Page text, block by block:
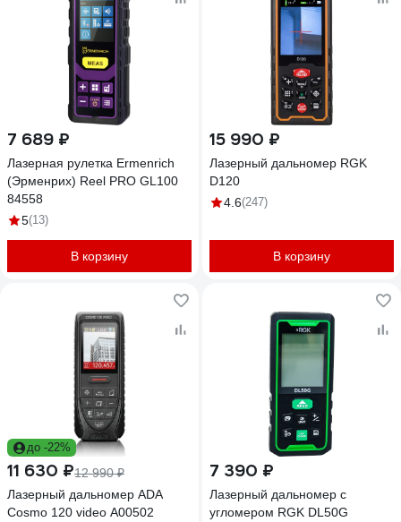
7 689 ₽
Лазерная рулетка Ermenrich
(Эрменрих) Reel PRO GL100
84558
5(13)
В корзину
15 990 ₽
Лазерный дальномер RGK
D120
4.6(247)
В корзину
до -22%
11 630 ₽12 990 ₽
Лазерный дальномер ADA
Cosmo 120 video А00502
7 390 ₽
Лазерный дальномер с
угломером RGK DL50G